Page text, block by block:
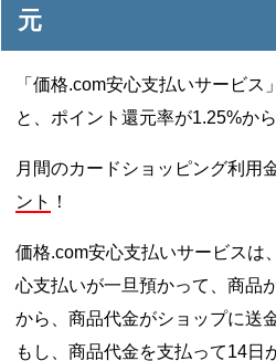
元
「価格.com安心支払いサービス
と、ポイント還元率が1.25%か
月間のカードショッピング利用
ント
！
価格.com安心支払いサービスは
心支払いが一旦預かって、商品
から、商品代金がショップに送
もし、商品代金を支払って14日